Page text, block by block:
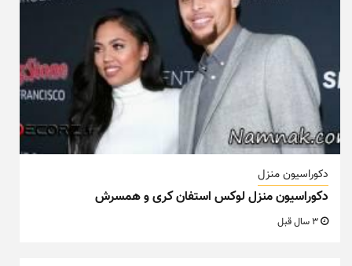
دکوراسیون منزل
دکوراسیون منزل لوکس استفان کری و همسرش